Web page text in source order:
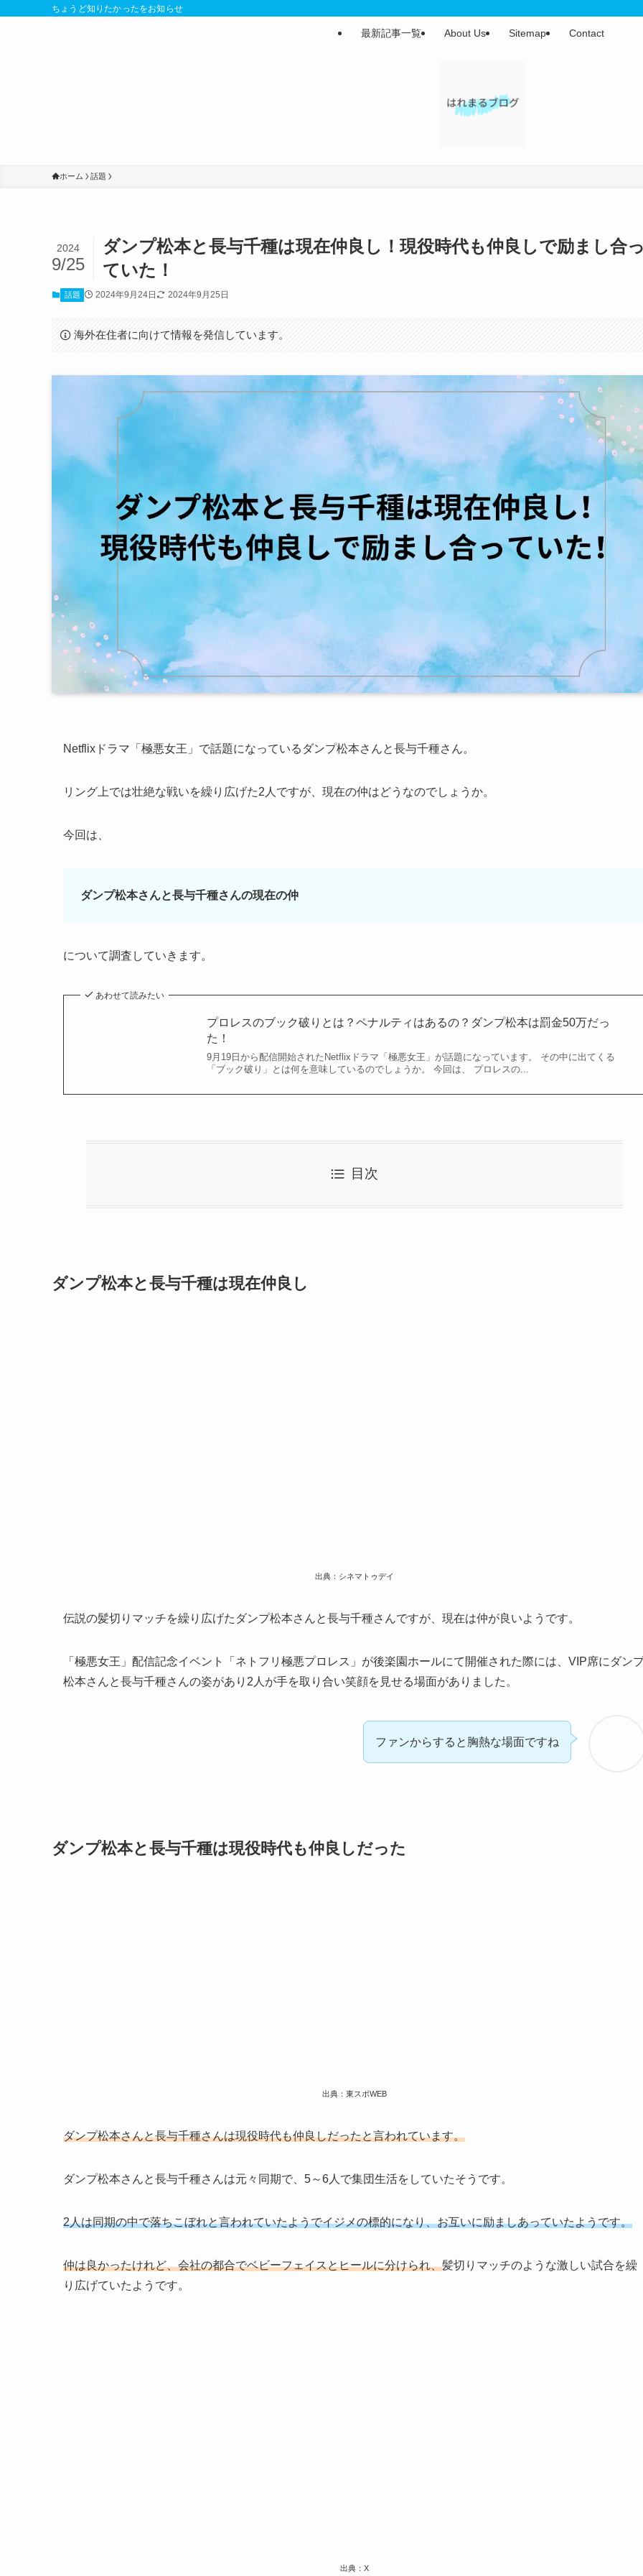
ちょうど知りたかったをお知らせ
最新記事一覧 About Us Sitemap Contact
ホーム 話題
ダンプ松本と長与千種は現在仲良し！現役時代も仲良しで励まし合
ていた！
2024
9/25
話題 2024年9月24日 2024年9月25日
海外在住者に向けて情報を発信しています。
Netflixドラマ「極悪女王」で話題になっているダンプ松本さんと長与千種さん。
リング上では壮絶な戦いを繰り広げた2人ですが、現在の仲はどうなのでしょうか。
今回は、
ダンプ松本さんと長与千種さんの現在の仲
について調査していきます。
あわせて読みたい
プロレスのブック破りとは？ペナルティはあるの？ダンプ松本は罰金50万だっ
た！
9月19日から配信開始されたNetflixドラマ「極悪女王」が話題になっています。 その中に出てくる
「ブック破り」とは何を意味しているのでしょうか。 今回は、 プロレスの...
目次
ダンプ松本と長与千種は現在仲良し
出典：シネマトゥデイ
伝説の髪切りマッチを繰り広げたダンプ松本さんと長与千種さんですが、現在は仲が良いようです。
「極悪女王」配信記念イベント「ネトフリ極悪プロレス」が後楽園ホールにて開催された際には、VIP席にダン
松本さんと長与千種さんの姿があり2人が手を取り合い笑顔を見せる場面がありました。
ファンからすると胸熱な場面ですね
ダンプ松本と長与千種は現役時代も仲良しだった
出典：東スポWEB
ダンプ松本さんと長与千種さんは現役時代も仲良しだったと言われています。
ダンプ松本さんと長与千種さんは元々同期で、5～6人で集団生活をしていたそうです。
2人は同期の中で落ちこぼれと言われていたようでイジメの標的になり、お互いに励ましあっていたようです。
仲は良かったけれど、会社の都合でベビーフェイスとヒールに分けられ、髪切りマッチのような激しい試合を繰
り広げていたようです。
出典：X